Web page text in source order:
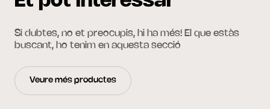
Si dubtes, no et preocupis, hi ha més! El que estàs
buscant, ho tenim en aquesta secció
Veure més productes